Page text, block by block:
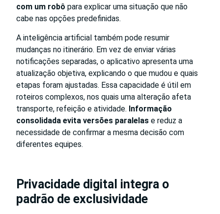
com um robô para explicar uma situação que não
cabe nas opções predefinidas.
A inteligência artificial também pode resumir
mudanças no itinerário. Em vez de enviar várias
notificações separadas, o aplicativo apresenta uma
atualização objetiva, explicando o que mudou e quais
etapas foram ajustadas. Essa capacidade é útil em
roteiros complexos, nos quais uma alteração afeta
transporte, refeição e atividade. Informação
consolidada evita versões paralelas e reduz a
necessidade de confirmar a mesma decisão com
diferentes equipes.
Privacidade digital integra o
padrão de exclusividade